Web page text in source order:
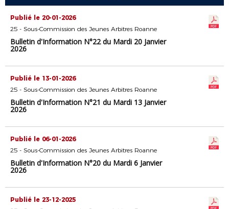
Publié le 20-01-2026
25 - Sous-Commission des Jeunes Arbitres Roanne
Bulletin d'Information N°22 du Mardi 20 Janvier
2026
Publié le 13-01-2026
25 - Sous-Commission des Jeunes Arbitres Roanne
Bulletin d'Information N°21 du Mardi 13 Janvier
2026
Publié le 06-01-2026
25 - Sous-Commission des Jeunes Arbitres Roanne
Bulletin d'Information N°20 du Mardi 6 Janvier
2026
Publié le 23-12-2025